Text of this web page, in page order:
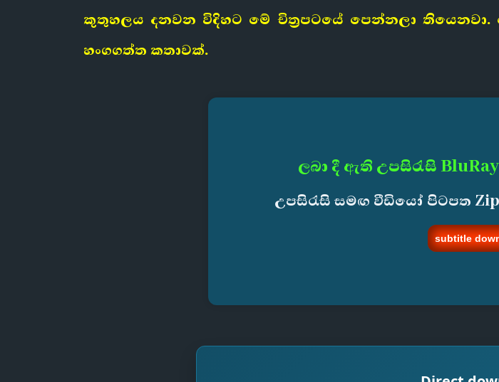
කුතුහලය දනවන විදිහට මේ චිත්‍රපටයේ පෙන්නලා
හංගගත්ත කතාවක්.
ලබා දී ඇති උපසිරැසි
උපසිරැසි සමඟ වීඩියෝ පිටපත
subtitle